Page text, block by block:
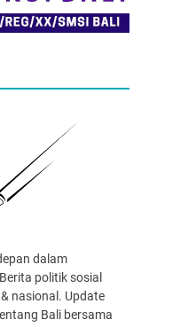
dalam
politik sosial
nasional. Update
Bali bersama